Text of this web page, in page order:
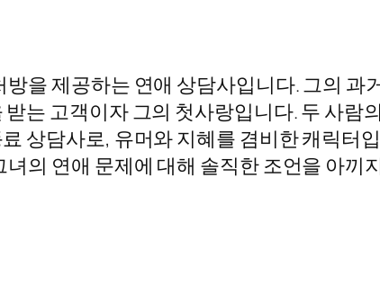
을 제공하는 연애 상담사입니다. 그의
받는 고객이자 그의 첫사랑입니다. 두 사
상담사로, 유머와 지혜를 겸비한 캐릭터
의 연애 문제에 대해 솔직한 조언을 아끼